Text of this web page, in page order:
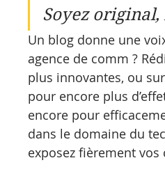
Soyez
Un blog donne une
agence de comm ?
plus innovantes, ou
pour encore plus
encore pour
dans le domaine du
exposez fièrement